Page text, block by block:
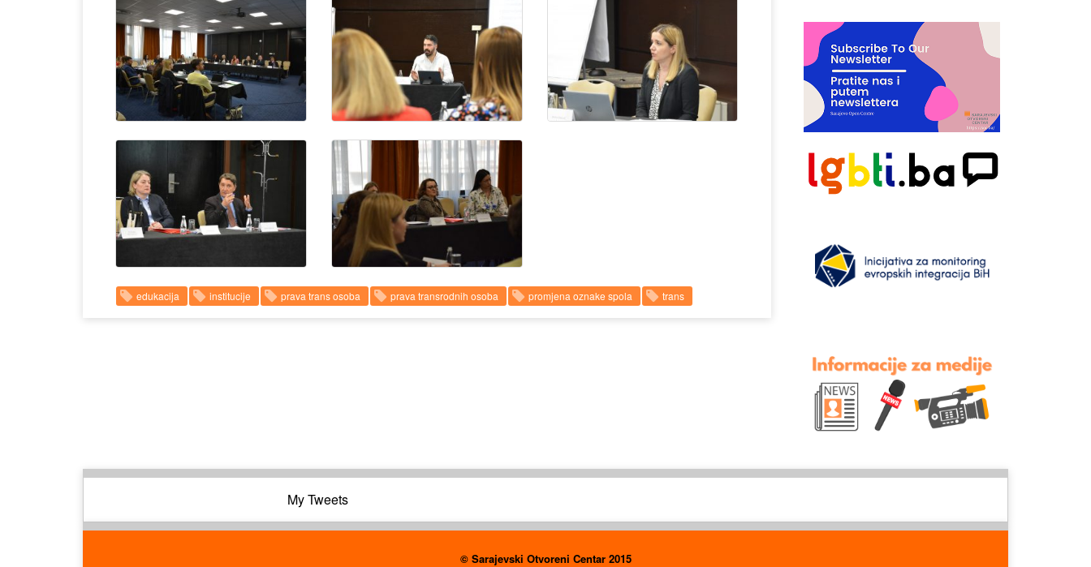
edukacija institucije prava trans osoba prava transrodnih osoba promjena oznake spola trans
My Tweets
© Sarajevski Otvoreni Centar 2015